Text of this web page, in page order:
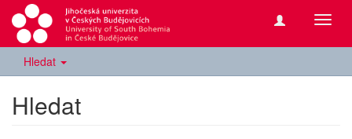
Hledat
Hledat